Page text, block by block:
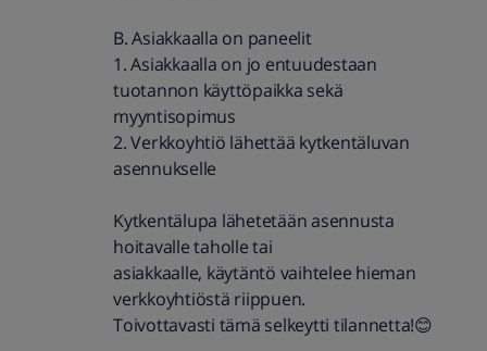
B. Asiakkaalla on paneelit
1. Asiakkaalla on jo entuudestaan
tuotannon käyttöpaikka sekä
myyntisopimus
2. Verkkoyhtiö lähettää kytkentäluvan
asennukselle
Kytkentälupa lähetetään asennusta
hoitavalle taholle tai
asiakkaalle, käytäntö vaihtelee hieman
verkkoyhtiöstä riippuen.
Toivottavasti tämä selkeytti tilannetta!😊